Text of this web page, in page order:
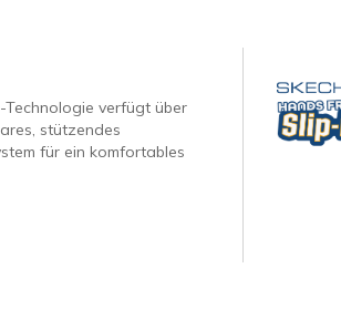
verfügt über
stützendes
für ein komfortables